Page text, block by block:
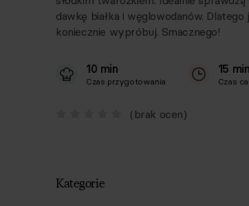
dawkę białka i węglowodanów.
koniecznie wypróbuj. Smacznego!
10 min
Czas przygotowania
15 min
Czas
(brak ocen)
Kategorie